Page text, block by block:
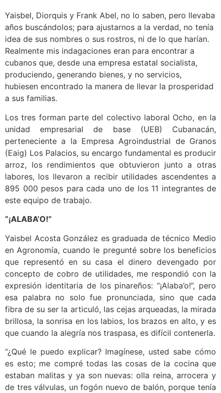
Yaisbel, Diorquis y Frank Abel, no lo saben, pero llevaba
años buscándolos; para ajustarnos a la verdad, no tenía
idea de sus nombres o sus rostros, ni de lo que harían.
Realmente mis indagaciones eran para encontrar a
cubanos que, desde una empresa estatal socialista,
produciendo, generando bienes, y no servicios,
hubiesen encontrado la manera de llevar la prosperidad
a sus familias.
Los tres forman parte del colectivo laboral Ocho, en la
unidad empresarial de base (UEB) Cubanacán,
perteneciente a la Empresa Agroindustrial de Granos
(Eaig) Los Palacios, su encargo fundamental es producir
arroz, los rendimientos que obtuvieron junto a otras
labores, los llevaron a recibir utilidades ascendentes a
895 000 pesos para cada uno de los 11 integrantes de
este equipo de trabajo.
“¡ALABA’O!”
Yaisbel Acosta González es graduada de técnico Medio
en Agronomía, cuando le pregunté sobre los beneficios
que representó en su casa el dinero devengado por
concepto de cobro de utilidades, me respondió con la
expresión identitaria de los pinareños: “¡Alaba’o!”, pero
esa palabra no solo fue pronunciada, sino que cada
fibra de su ser la articuló, las cejas arqueadas, la mirada
brillosa, la sonrisa en los labios, los brazos en alto, y es
que cuando la alegría nos traspasa, es difícil contenerla.
“¿Qué le puedo explicar? Imagínese, usted sabe cómo
es esto; me compré todas las cosas de la cocina que
estaban malitas y ya son nuevas: olla reina, arrocera y
de tres válvulas, un fogón nuevo de balón, porque tenía